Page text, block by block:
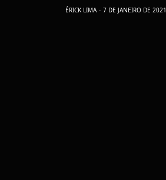
ÉRICK LIMA 7 DE JANEIRO DE 2021